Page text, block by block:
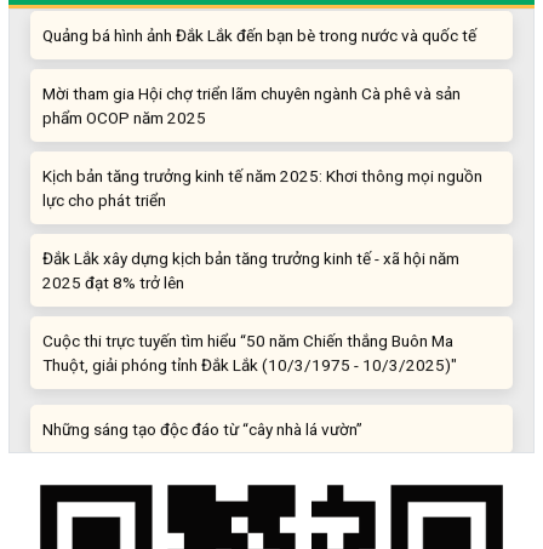
Quảng bá hình ảnh Đắk Lắk đến bạn bè trong nước và quốc tế
Mời tham gia Hội chợ triển lãm chuyên ngành Cà phê và sản
phẩm OCOP năm 2025
Kịch bản tăng trưởng kinh tế năm 2025: Khơi thông mọi nguồn
lực cho phát triển
Đắk Lắk xây dựng kịch bản tăng trưởng kinh tế - xã hội năm
2025 đạt 8% trở lên
Cuộc thi trực tuyến tìm hiểu “50 năm Chiến thắng Buôn Ma
Thuột, giải phóng tỉnh Đắk Lắk (10/3/1975 - 10/3/2025)"
Những sáng tạo độc đáo từ “cây nhà lá vườn”
Khi khoa học - công nghệ chưa có sự đột phá